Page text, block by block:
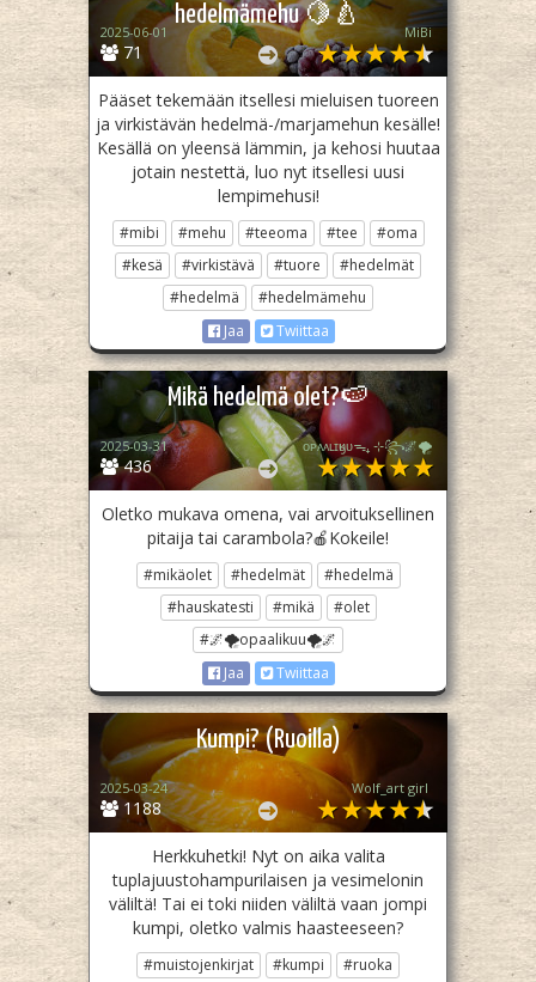
hedelmämehu 🍋🍐
71
2025-06-01 MiBi
Pääset tekemään itsellesi mieluisen tuoreen
ja virkistävän hedelmä-/marjamehun kesälle!
Kesällä on yleensä lämmin, ja kehosi huutaa
jotain nestettä, luo nyt itsellesi uusi
lempimehusi!
#mibi #mehu #teeoma #tee
#oma
#kesä
#virkistävä #tuore
#hedelmät
#hedelmä
#hedelmämehu
Jaa
Twiittaa
Mikä hedelmä olet?🍉
436
2025-03-31 ᴏᴘᴀᴀʟɪӄᴜᴜᯓ₊ ⊹꧂🌌🌪
Oletko mukava omena, vai arvoituksellinen
pitaija tai carambola?🍎Kokeile!
#mikäolet #hedelmät
#hedelmä
#hauskatesti
#mikä
#olet
#🌌🌪opaalikuu🌪🌌
Jaa
Twiittaa
Kumpi? (Ruoilla)
1188
2025-03-24 Wolf_art girl ‎
Herkkuhetki! Nyt on aika valita
tuplajuustohampurilaisen ja vesimelonin
väliltä! Tai ei toki niiden väliltä vaan jompi
kumpi, oletko valmis haasteeseen?
#muistojenkirjat #kumpi
#ruoka